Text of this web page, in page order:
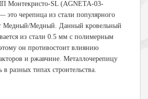
Монтекристо-SL (AGNETA-03-
это черепица из стали популярного
Медный/Медный. Данный кровельный
из стали 0.5 мм с полимерным
он противостоит влиянию
и ржавчине. Металлочерепицу
разных типах строительства.